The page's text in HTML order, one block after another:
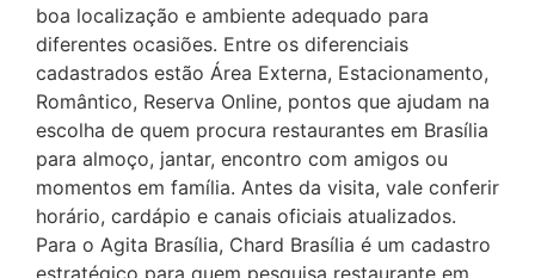
boa localização e ambiente adequado para
diferentes ocasiões. Entre os diferenciais
cadastrados estão Área Externa, Estacionamento,
Romântico, Reserva Online, pontos que ajudam na
escolha de quem procura restaurantes em Brasília
para almoço, jantar, encontro com amigos ou
momentos em família. Antes da visita, vale conferir
horário, cardápio e canais oficiais atualizados.
Para o Agita Brasília, Chard Brasília é um cadastro
estratégico para quem pesquisa restaurante em